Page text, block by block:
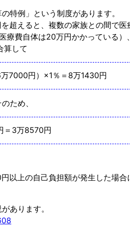
特例」という制度があります。
超えると、複数の家族との間で
療費自体は20万円かかっている
算して
7000円）×1％＝8万1430円
ため、
＝3万8570円
以上の自己負担額が発生した場
あります。